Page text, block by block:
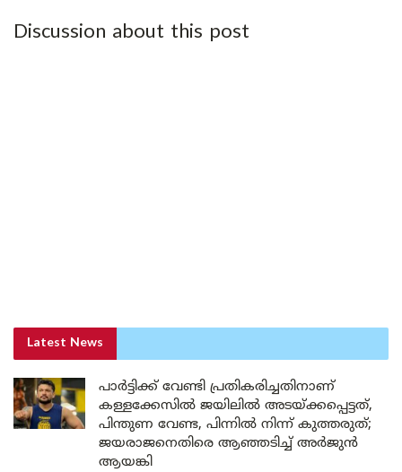
Discussion about this post
Latest News
പാർട്ടിക്ക് വേണ്ടി പ്രതികരിച്ചതിനാണ്
കള്ളക്കേസിൽ ജയിലിൽ അടയ്ക്കപ്പെട്ടത്,
പിന്തുണ വേണ്ട, പിന്നിൽ നിന്ന് കുത്തരുത്;
ജയരാജനെതിരെ ആഞ്ഞടിച്ച് അർജുൻ
ആയങ്കി